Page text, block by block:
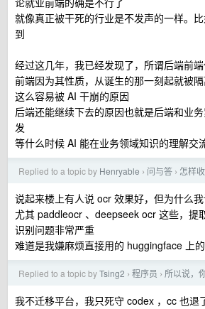
就像真正被干死的行业是不发声的一样。
到
经过这几年，我已经发现了，所谓后端前
前端因为其性质，从诞生的那一刻起就被
这么容易被 AI 干崩的原因
后端还能继续下去的原因也就是后端和业
发
等什么时候 AI 能在业务领域知识的理解
Replied to a topic by Henryable › 问与答 › 怎样
说起来楼上有人说 ocr 效果好，但为什么
尤其 paddleocr 、deepseek ocr 这些，提
识别问题非常严重
难道是我嫌麻烦直接用的 huggingface 上
Replied to a topic byTsing2 › 程序员 › 所以说，
我不迁移平台，我只死守 codex ，cc 也退